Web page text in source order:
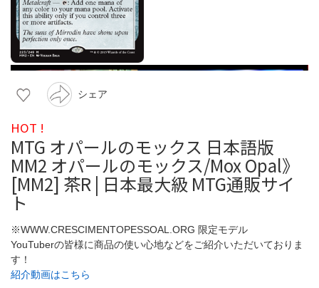
シェア
HOT !
MTG オパールのモックス 日本語版
MM2 オパールのモックス/Mox Opal》
[MM2] 茶R | 日本最大級 MTG通販サイ
ト
※WWW.CRESCIMENTOPESSOAL.ORG 限定モデル
YouTuberの皆様に商品の使い心地などをご紹介いただいておりま
す！
紹介動画はこちら